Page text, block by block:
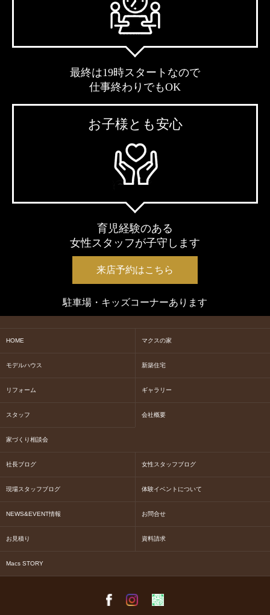
最終は19時スタートなので
仕事終わりでもOK
お子様とも安心
育児経験のある
女性スタッフが子守します
来店予約はこちら
駐車場・キッズコーナーあります
HOME マクスの家
モデルハウス 新築住宅
リフォーム ギャラリー
スタッフ 会社概要
家づくり相談会
社長ブログ 女性スタッフブログ
現場スタッフブログ 体験イベントについて
NEWS&EVENT情報 お問合せ
お見積り 資料請求
Macs STORY